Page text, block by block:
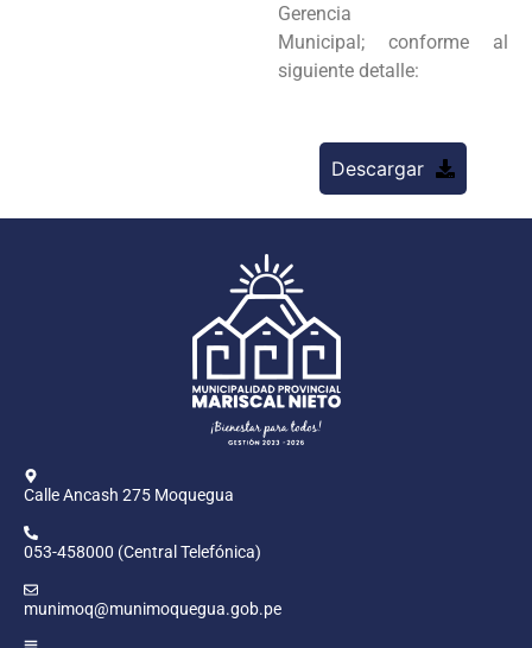
Gerencia
Municipal; conforme al
siguiente detalle:
Descargar
Calle Ancash 275 Moquegua
053-458000 (Central Telefónica)
munimoq@munimoquegua.gob.pe